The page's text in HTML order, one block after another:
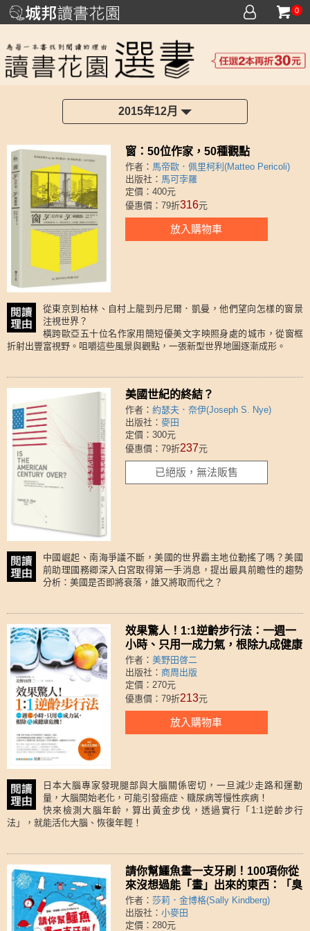
0
2015年12月
窗：50位作家，50種觀點
作者： 馬帝歐．佩里柯利(Matteo Pericoli)
出版社： 馬可孛羅
定價：400元
優惠價：79折316元
放入購物車
從東京到柏林、自村上龍到丹尼爾．凱曼，他們望向怎樣的窗景
注視世界？
橫跨歐亞五十位名作家用簡短優美文字映照身處的城市，從窗框
折射出豐富視野。咀嚼這些風景與觀點，一張新型世界地圖逐漸成形。
美國世紀的終結？
作者：約瑟夫．奈伊(Joseph S. Nye)
出版社：麥田
定價：300元
優惠價：79折237元
已絕版，無法販售
中國崛起、南海爭議不斷，美國的世界霸主地位動搖了嗎？美國
前助理國務卿深入白宮取得第一手消息，提出最具前瞻性的趨勢
分析：美國是否即將衰落，誰又將取而代之？
效果驚人！1:1逆齡步行法：一週一
小時、只用一成力氣，根除九成健康
危機！
作者：美野田啓二
出版社：商周出版
定價：270元
優惠價：79折213元
放入購物車
日本大腦專家發現腿部與大腦關係密切，一旦減少走路和運動
量，大腦開始老化，可能引發癌症、糖尿病等慢性疾病！
快來檢測大腦年齡，算出黃金步伐，透過實行「1:1逆齡步行
法」，就能活化大腦、恢復年輕！
請你幫鱷魚畫一支牙刷！100項你從
來沒想過能「畫」出來的東西：「臭
臭的味道」「準備睡覺的吸血鬼」
「一隻快樂的蟲蟲」……100張趣味
貼紙x無限畫法
作者：莎莉．金博格(Sally Kindberg)
出版社：小麥田
定價：280元